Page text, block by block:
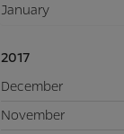
January
2017
December
November